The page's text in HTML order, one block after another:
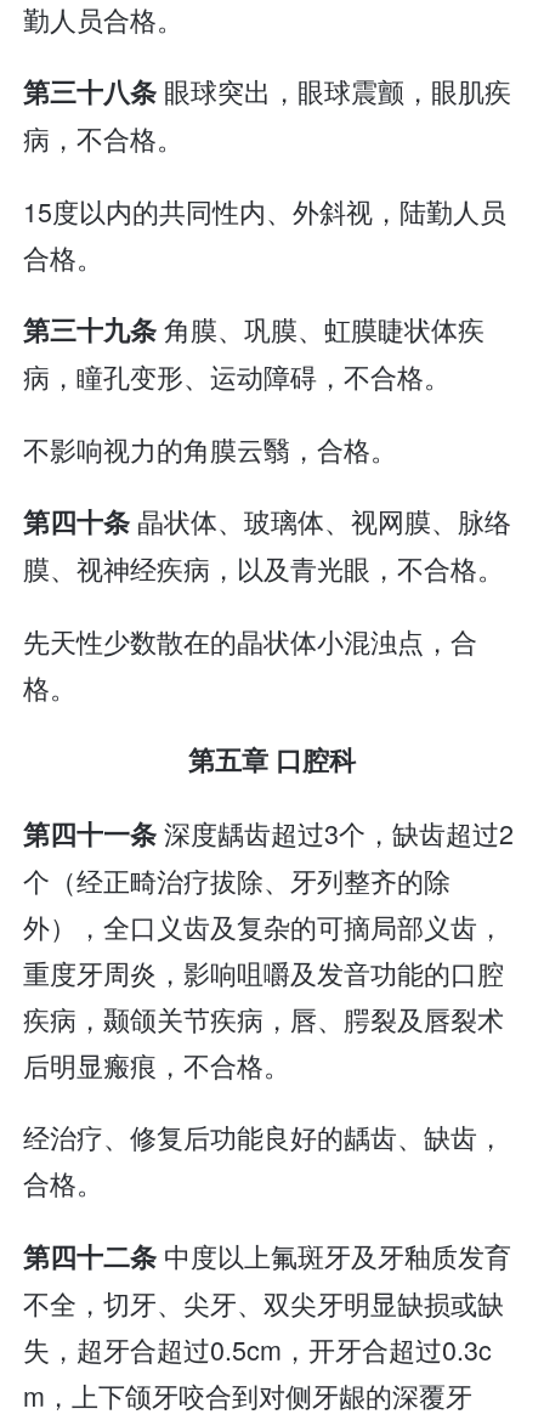
勤人员合格。
第三十八条 眼球突出，眼球震颤，眼肌疾
病，不合格。
15度以内的共同性内、外斜视，陆勤人员
合格。
第三十九条角膜、巩膜、虹膜睫状体疾
病，瞳孔变形、运动障碍，不合格。
不影响视力的角膜云翳，合格。
第四十条 晶状体、玻璃体、视网膜、脉络
膜、视神经疾病，以及青光眼，不合格。
先天性少数散在的晶状体小混浊点，合
格。
第五章 口腔科
第四十一条深度龋齿超过3个，缺齿超过2
个（经正畸治疗拔除、牙列整齐的除
外），全口义齿及复杂的可摘局部义齿，
重度牙周炎，影响咀嚼及发音功能的口腔
疾病，颞颌关节疾病，唇、腭裂及唇裂术
后明显瘢痕，不合格。
经治疗、修复后功能良好的龋齿、缺齿，
合格。
第四十二条 中度以上氟斑牙及牙釉质发育
不全，切牙、尖牙、双尖牙明显缺损或缺
失，超牙合超过0.5cm，开牙合超过0.3c
m，上下颌牙咬合到对侧牙龈的深覆牙